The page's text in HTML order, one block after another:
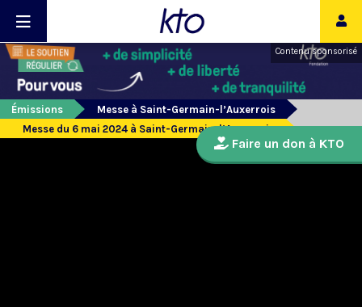
Contenu sponsorisé
Émissions
Messe à Saint-Germain-l’Auxerrois
Messe du 6 mai 2024 à Saint-Germain-l’Auxerrois
Faire un don à KTO